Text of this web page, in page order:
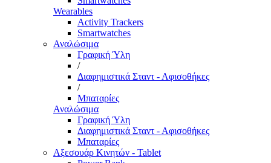
Wearables
Activity Trackers
Smartwatches
Αναλώσιμα
Γραφική Ύλη
/
Διαφημιστικά Σταντ - Αφισοθήκες
/
Μπαταρίες
Αναλώσιμα
Γραφική Ύλη
Διαφημιστικά Σταντ - Αφισοθήκες
Μπαταρίες
Αξεσουάρ Κινητών - Tablet